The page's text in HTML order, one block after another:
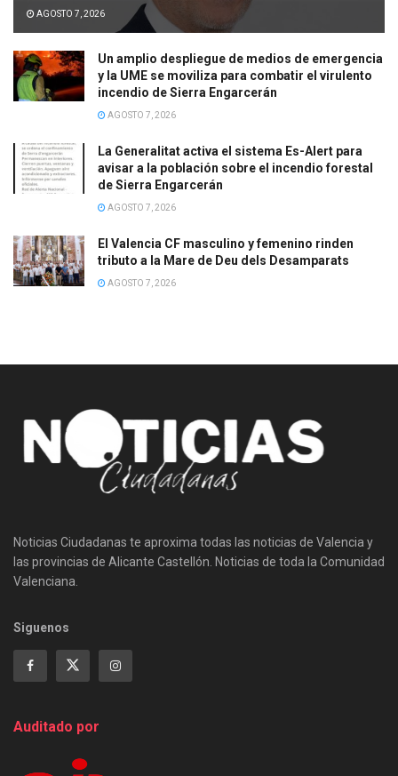
AGOSTO 7, 2026
Un amplio despliegue de medios de emergencia
y la UME se moviliza para combatir el virulento
incendio de Sierra Engarcerán
AGOSTO 7, 2026
La Generalitat activa el sistema Es-Alert para
avisar a la población sobre el incendio forestal
de Sierra Engarcerán
AGOSTO 7, 2026
El Valencia CF masculino y femenino rinden
tributo a la Mare de Deu dels Desamparats
AGOSTO 7, 2026
Noticias Ciudadanas te aproxima todas las noticias de Valencia y
las provincias de Alicante Castellón. Noticias de toda la Comunidad
Valenciana.
Siguenos
Auditado por